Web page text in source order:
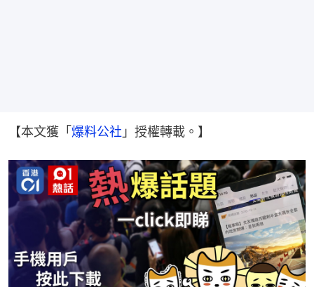
【本文獲「 爆料公社 」授權轉載。】